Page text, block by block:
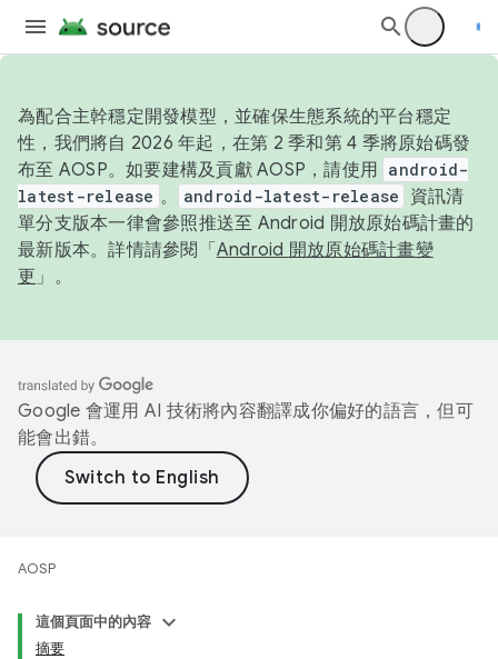
為配合主幹穩定開發模型，並確保生態系統的平台穩定
性，我們將自 2026 年起，在第 2 季和第 4 季將原始碼發
布至 AOSP。如要建構及貢獻 AOSP，請使用 android-
latest-release 。 android-latest-release
資訊清
單分支版本一律會參照推送至 Android 開放原始碼計畫的
最新版本。詳情請參閱「 Android 開放原始碼計畫變
更 」。
Google 會運用 AI 技術將內容翻譯成你偏好的語言，但可
能會出錯。
AOSP
這個頁面中的內容
摘要